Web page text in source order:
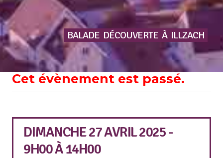
BALADE DÉCOUVERTE À ILLZACH
Cet évènement est passé.
DIMANCHE 27 AVRIL 2025 -
9H00À14H00